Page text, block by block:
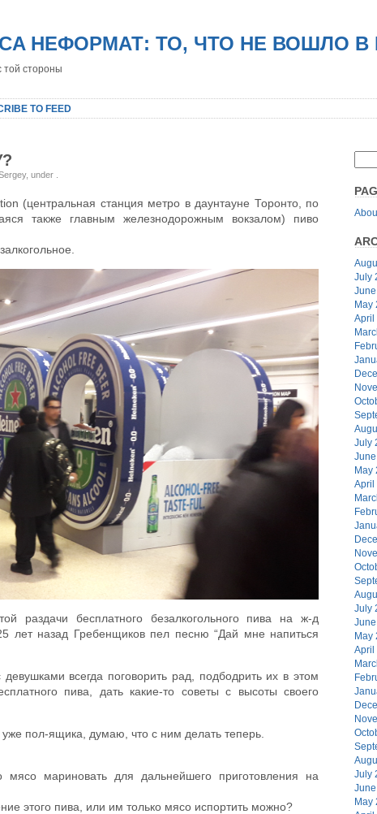
НЕФОРМАТ: ТО, ЧТО НЕ ВОШЛО
той стороны
TO FEED
under
(центральная станция метро в даунтауне Торонто, по
также главным железнодорожным вокзалом) пиво
раздачи бесплатного безалкогольного пива на ж-д
лет назад Гребенщиков пел песню “Дай мне напиться
всегда поговорить рад, подбодрить их в этом
пива, дать какие-то советы с высоты своего
пол-ящика, думаю, что с ним делать теперь.
мясо мариновать для дальнейшего приготовления на
этого пива, или им только мясо испортить можно?
July
May
April
July
May
April
July
May
April
July
May